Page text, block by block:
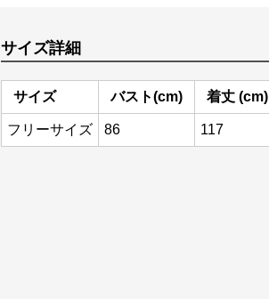
サイズ詳細
サイズ バスト(cm) 着丈 (cm)
フリーサイズ 86 117